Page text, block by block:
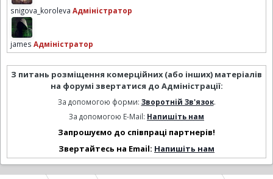
snigova_koroleva Адміністратор
james Адміністратор
З питань розміщення комерційних (або інших) матеріалів
на форумі звертатися до Адміністрації:
За допомогою форми: Зворотній Зв'язок.
За допомогою E-Mail: Напишіть нам
Запрошуємо до співпраці партнерів!
Звертайтесь на Email: Напишіть нам